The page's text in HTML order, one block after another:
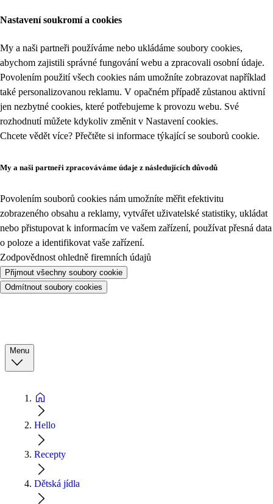
Nastavení soukromí a cookies
My a naši partneři používáme nebo ukládáme soubory cookies,
abychom zajistili správné fungování webu a zpracovali osobní údaje.
Povolením použití všech cookies nám umožníte zobrazovat například
také personalizovanou reklamu. V opačném případě zůstanou aktivní
jen nezbytné cookies, které potřebujeme k provozu webu. Své
rozhodnutí můžete kdykoliv změnit v Nastavení cookies.
Chcete vědět více? Přečtěte si informace týkající se souborů cookie.
My a naši partneři zpracováváme údaje z následujících důvodů
Povolením souborů cookies nám umožníte měřit efektivitu
zobrazeného obsahu a reklamy, vytvářet uživatelské statistiky, ukládat
nebo přistupovat k informacím ve vašem zařízení, používat přesná data
o poloze a identifikovat vaše zařízení.
Zodpovědnost ohledně firemních údajů
Přijmout všechny soubory cookie
Odmítnout soubory cookies
Menu
Hello
Recepty
Dětská jídla